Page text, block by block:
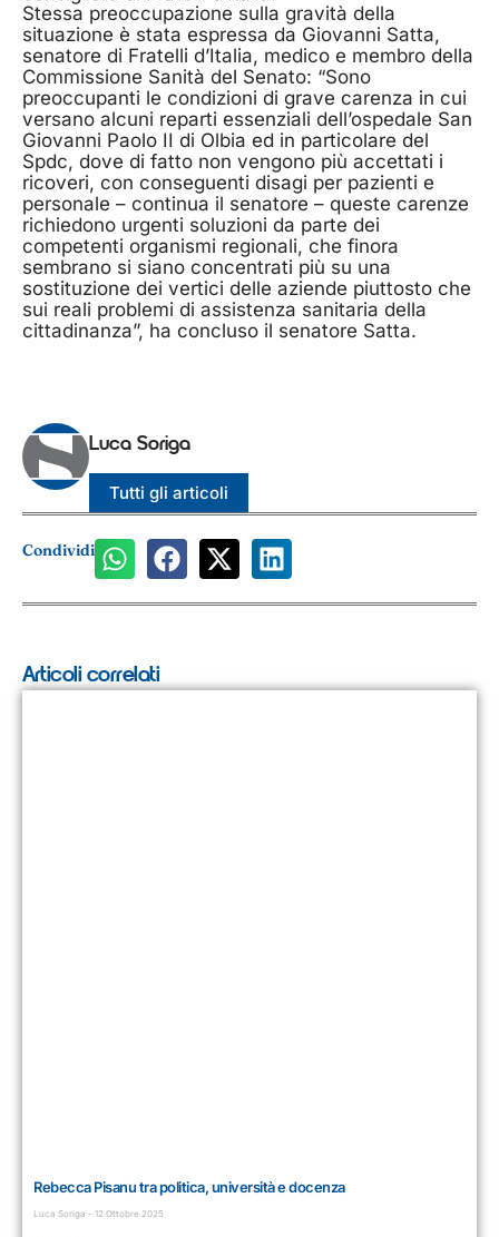
Stessa preoccupazione sulla gravità della
situazione è stata espressa da Giovanni Satta,
senatore di Fratelli d’Italia, medico e membro della
Commissione Sanità del Senato: “Sono
preoccupanti le condizioni di grave carenza in cui
versano alcuni reparti essenziali dell’ospedale San
Giovanni Paolo II di Olbia ed in particolare del
Spdc, dove di fatto non vengono più accettati i
ricoveri, con conseguenti disagi per pazienti e
personale – continua il senatore – queste carenze
richiedono urgenti soluzioni da parte dei
competenti organismi regionali, che finora
sembrano si siano concentrati più su una
sostituzione dei vertici delle aziende piuttosto che
sui reali problemi di assistenza sanitaria della
cittadinanza”, ha concluso il senatore Satta.
Luca Soriga
Tutti gli articoli
Condividi
Articoli correlati
Rebecca Pisanu tra politica, università e docenza
Luca Soriga 12 Ottobre 2025